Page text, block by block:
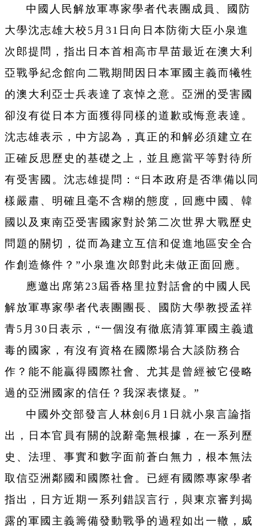
中國人民解放軍專家學者代表團成員、國防
大學沈志雄大校5月31日向日本防衛大臣小泉進
次郎提問，指出日本首相高市早苗最近在澳大利
亞戰爭紀念館向二戰期間因日本軍國主義而犧牲
的澳大利亞士兵表達了哀悼之意。亞洲的受害國
卻沒有從日本方面獲得同樣的道歉或悔意表達。
沈志雄表示，中方認為，真正的和解必須建立在
正確反思歷史的基礎之上，並且應當平等對待所
有受害國。沈志雄提問：“日本政府是否準備以同
樣嚴肅、明確且毫不含糊的態度，回應中國、韓
國以及東南亞受害國家對於第二次世界大戰歷史
問題的關切，從而為建立互信和促進地區安全合
作創造條件？”小泉進次郎對此未做正面回應。
應邀出席第23屆香格里拉對話會的中國人民
解放軍專家學者代表團團長、國防大學教授孟祥
青5月30日表示，“一個沒有徹底清算軍國主義遺
毒的國家，有沒有資格在國際場合大談防務合
作？能不能贏得國際社會、尤其是曾經被它侵略
過的亞洲國家的信任？我深表懷疑。”
中國外交部發言人林劍6月1日就小泉言論指
出，日本官員有關的說辭毫無根據，在一系列歷
史、法理、事實和數字面前蒼白無力，根本無法
取信亞洲鄰國和國際社會。已經有國際專家學者
指出，日方近期一系列錯誤言行，與東京審判揭
露的軍國主義籌備發動戰爭的過程如出一轍，威